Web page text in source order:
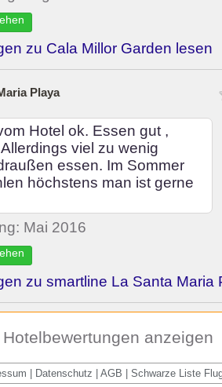
zu Cala Millor Garden lesen
Playa
Hotel ok. Essen gut ,
viel zu wenig
essen. Im Sommer
höchstens man ist gerne
Mai 2016
zu smartline La Santa Maria
anzeigen
Datenschutz AGB Schwarze Liste